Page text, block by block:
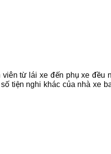
từ lái xe đến phụ xe đều
tiện nghi khác của nhà xe